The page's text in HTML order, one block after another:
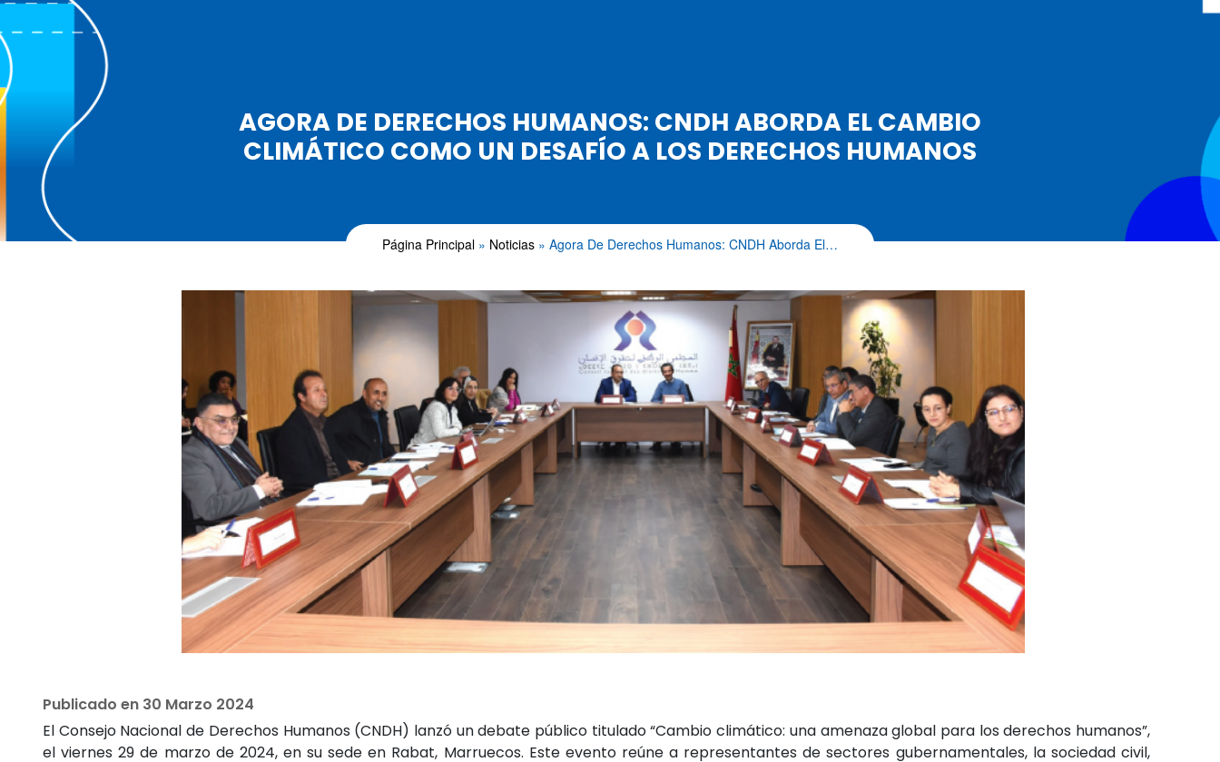
AGORA DE DERECHOS HUMANOS: CNDH ABORDA EL CAMBIO
CLIMÁTICO COMO UN DESAFÍO A LOS DERECHOS HUMANOS
Página Principal Noticias Agora De Derechos Humanos: CNDH Aborda El…
Publicado en 30 Marzo 2024
El Consejo Nacional de Derechos Humanos (CNDH) lanzó un debate público titulado “Cambio climático: una amenaza global para los derechos humanos”,
el viernes 29 de marzo de 2024, en su sede en Rabat, Marruecos. Este evento reúne a representantes de sectores gubernamentales, la sociedad civil,